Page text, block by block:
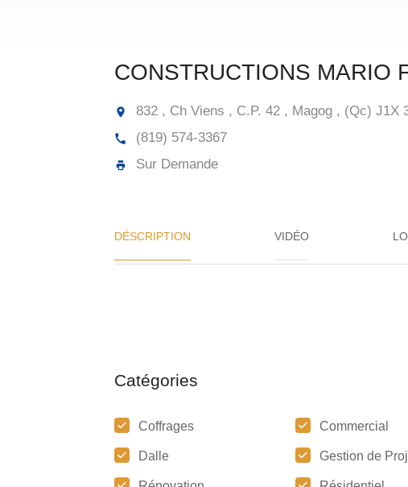
CONSTRUCTIONS MARIO
832 , Ch Viens , C.P. 42 , Magog , (Qc) J1X
(819) 574-3367
Sur Demande
DÉSCRIPTION VIDÉO
Catégories
Coffrages Commercial
Dalle Gestion de